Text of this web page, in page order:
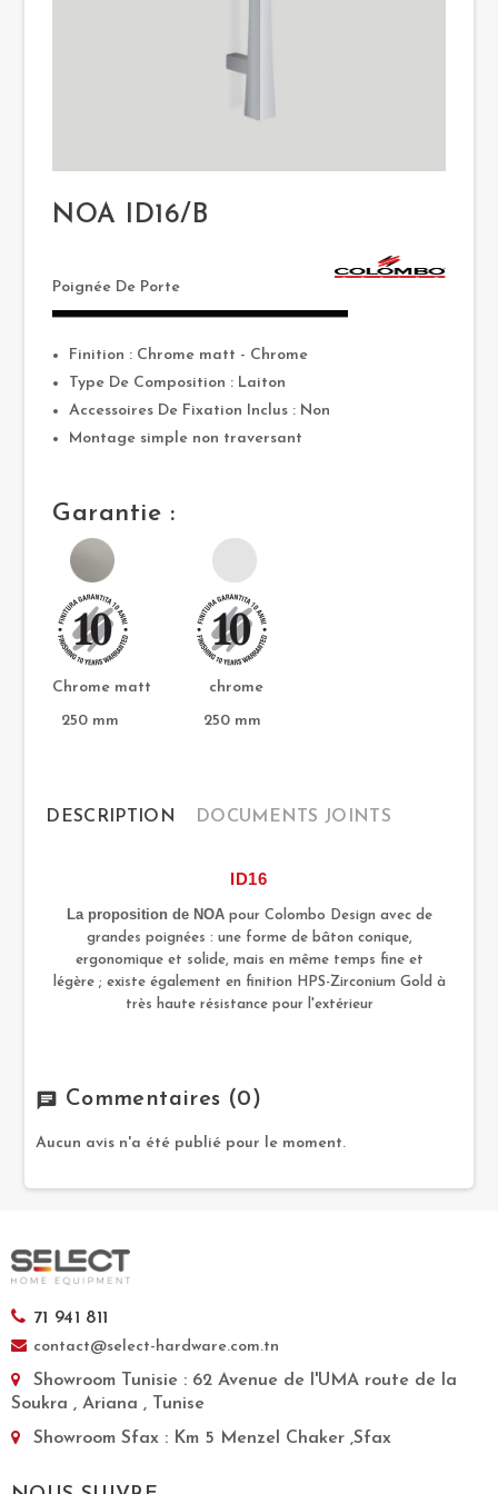
NOA ID16/B
Poignée De Porte
Finition : Chrome matt - Chrome
Type De Composition : Laiton
Accessoires De Fixation Inclus : Non
Montage simple non traversant
Garantie :
Chrome matt chrome
250 mm 250 mm
DESCRIPTION DOCUMENTS JOINTS
ID16
La proposition de NOApour Colombo Design avec de
grandes poignées : une forme de bâton conique,
ergonomique et solide, mais en même temps fine et
légère ; existe également en finition HPS-Zirconium Gold à
très haute résistance pour l'extérieur
chat Commentaires (0)
Aucun avis n'a été publié pour le moment.
71 941 811
contact@select-hardware.com.tn
Showroom Tunisie : 62 Avenue de l'UMA route de la
Soukra , Ariana , Tunise
Showroom Sfax : Km 5 Menzel Chaker ,Sfax